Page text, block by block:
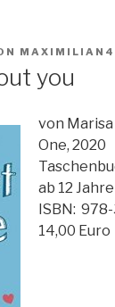
MAXIMILIAN4
you
von
One, 2020
ab 12
ISBN:
14,00 Euro